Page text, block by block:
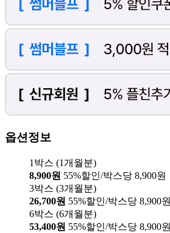
옵션정보
1박스 (1개월분)
8,900원 55%할인/박스당 8,900원
3박스 (3개월분)
26,700원 55%할인/박스당 8,900원
6박스 (6개월분)
53,400원 55%할인/박스당 8,900원